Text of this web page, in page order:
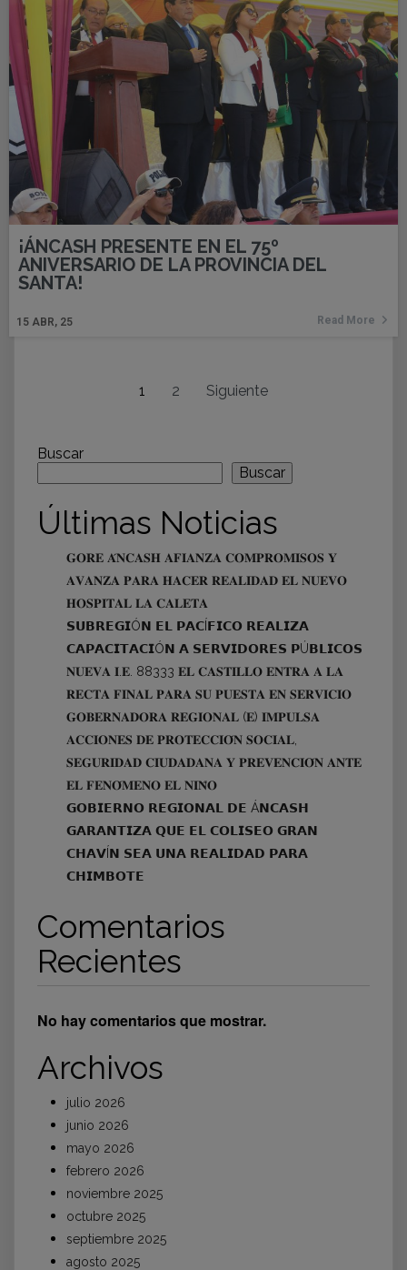
¡ÁNCASH PRESENTE EN EL 75º
ANIVERSARIO DE LA PROVINCIA DEL
SANTA!
15 ABR, 25 Read More
1 2 Siguiente
Buscar
Buscar
Últimas Noticias
𝐆𝐎𝐑𝐄 𝐀́𝐍𝐂𝐀𝐒𝐇 𝐀𝐅𝐈𝐀𝐍𝐙𝐀 𝐂𝐎𝐌𝐏𝐑𝐎𝐌𝐈𝐒𝐎𝐒 𝐘
𝐀𝐕𝐀𝐍𝐙𝐀 𝐏𝐀𝐑𝐀 𝐇𝐀𝐂𝐄𝐑 𝐑𝐄𝐀𝐋𝐈𝐃𝐀𝐃 𝐄𝐋 𝐍𝐔𝐄𝐕𝐎
𝐇𝐎𝐒𝐏𝐈𝐓𝐀𝐋 𝐋𝐀 𝐂𝐀𝐋𝐄𝐓𝐀
𝗦𝗨𝗕𝗥𝗘𝗚𝗜Ó𝗡 𝗘𝗟 𝗣𝗔𝗖Í𝗙𝗜𝗖𝗢 𝗥𝗘𝗔𝗟𝗜𝗭𝗔
𝗖𝗔𝗣𝗔𝗖𝗜𝗧𝗔𝗖𝗜Ó𝗡 𝗔 𝗦𝗘𝗥𝗩𝗜𝗗𝗢𝗥𝗘𝗦 𝗣Ú𝗕𝗟𝗜𝗖𝗢𝗦
𝐍𝐔𝐄𝐕𝐀 𝐈.𝐄. 88333 𝐄𝐋 𝐂𝐀𝐒𝐓𝐈𝐋𝐋𝐎 𝐄𝐍𝐓𝐑𝐀 𝐀 𝐋𝐀
𝐑𝐄𝐂𝐓𝐀 𝐅𝐈𝐍𝐀𝐋 𝐏𝐀𝐑𝐀 𝐒𝐔 𝐏𝐔𝐄𝐒𝐓𝐀 𝐄𝐍 𝐒𝐄𝐑𝐕𝐈𝐂𝐈𝐎
𝐆𝐎𝐁𝐄𝐑𝐍𝐀𝐃𝐎𝐑𝐀 𝐑𝐄𝐆𝐈𝐎𝐍𝐀𝐋 (𝐄) 𝐈𝐌𝐏𝐔𝐋𝐒𝐀
𝐀𝐂𝐂𝐈𝐎𝐍𝐄𝐒 𝐃𝐄 𝐏𝐑𝐎𝐓𝐄𝐂𝐂𝐈𝐎́𝐍 𝐒𝐎𝐂𝐈𝐀𝐋,
𝐒𝐄𝐆𝐔𝐑𝐈𝐃𝐀𝐃 𝐂𝐈𝐔𝐃𝐀𝐃𝐀𝐍𝐀 𝐘 𝐏𝐑𝐄𝐕𝐄𝐍𝐂𝐈𝐎́𝐍 𝐀𝐍𝐓𝐄
𝐄𝐋 𝐅𝐄𝐍𝐎́𝐌𝐄𝐍𝐎 𝐄𝐋 𝐍𝐈𝐍̃𝐎
𝗚𝗢𝗕𝗜𝗘𝗥𝗡𝗢 𝗥𝗘𝗚𝗜𝗢𝗡𝗔𝗟 𝗗𝗘 Á𝗡𝗖𝗔𝗦𝗛
𝗚𝗔𝗥𝗔𝗡𝗧𝗜𝗭𝗔 𝗤𝗨𝗘 𝗘𝗟 𝗖𝗢𝗟𝗜𝗦𝗘𝗢 𝗚𝗥𝗔𝗡
𝗖𝗛𝗔𝗩Í𝗡 𝗦𝗘𝗔 𝗨𝗡𝗔 𝗥𝗘𝗔𝗟𝗜𝗗𝗔𝗗 𝗣𝗔𝗥𝗔
𝗖𝗛𝗜𝗠𝗕𝗢𝗧𝗘
Comentarios
Recientes
No hay comentarios que mostrar.
Archivos
julio 2026
junio 2026
mayo 2026
febrero 2026
noviembre 2025
octubre 2025
septiembre 2025
agosto 2025